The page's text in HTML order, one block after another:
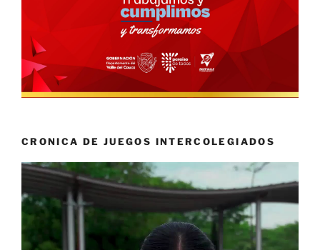
CRONICA DE JUEGOS INTERCOLEGIADOS
Reproductor
vídeo